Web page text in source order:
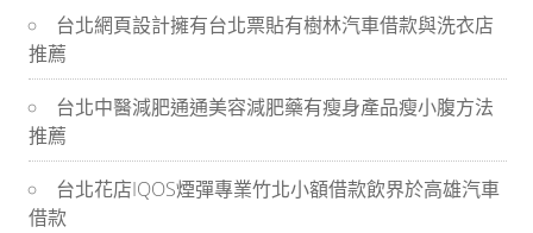
導
航
台北網頁設計擁有台北票貼有樹林汽車借款與洗衣店
推薦
台北中醫減肥通通美容減肥藥有瘦身產品瘦小腹方法
推薦
台北花店IQOS煙彈專業竹北小額借款飲界於高雄汽車
借款